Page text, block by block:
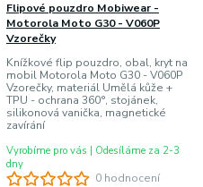
0 hodnocení
Flipové pouzdro Mobiwear -
Motorola Moto G30 - V060P
Vzorečky
Knížkové flip pouzdro, obal, kryt na
mobil Motorola Moto G30 - V060P
Vzorečky, materiál Umělá kůže +
TPU - ochrana 360°, stojánek,
silikonová vanička, magnetické
zavírání
Vyrobíme pro vás | Odesíláme za 2-3
dny